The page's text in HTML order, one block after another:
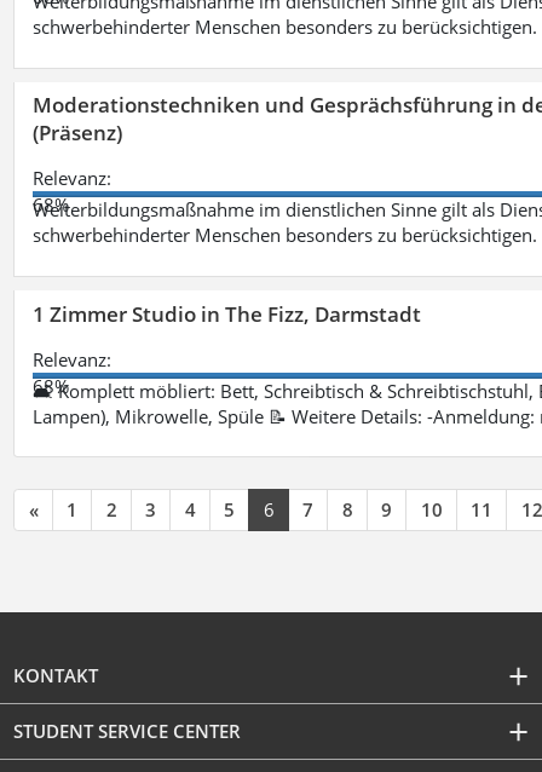
schwerbehinderter Menschen besonders zu berücksichtigen.
Moderationstechniken und Gesprächsführung in
(Präsenz)
Relevanz:
68%
Weiterbildungsmaßnahme im dienstlichen Sinne gilt als
schwerbehinderter Menschen besonders zu berücksichtigen.
1 Zimmer Studio in The Fizz, Darmstadt
Relevanz:
68%
🛋 Komplett möbliert: Bett, Schreibtisch & Schreibtischstuhl,
Lampen), Mikrowelle, Spüle 📝 Weitere Details: -
« 1 2 3 4 5 6 7 8 9 10 11 12
KONTAKT
STUDENT SERVICE CENTER